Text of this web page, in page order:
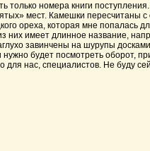
номера книги
мест. Камешки пересчитаны
ореха, которая мне попалась
имеет длинное название,
завинчены на шурупы
будет посмотреть оборот,
специалистов. Не буду